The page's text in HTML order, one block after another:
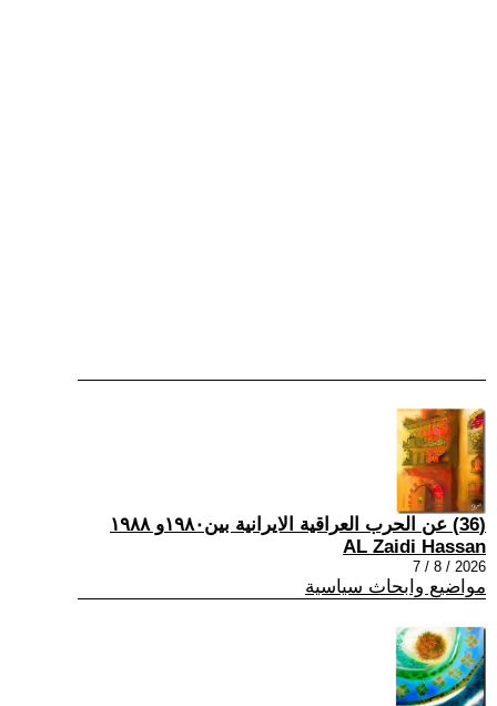
(36) عن الحرب العراقية الايرانية بين١٩٨٠و ١٩٨٨
AL Zaidi Hassan
2026 / 8 / 7
مواضيع وابحاث سياسية